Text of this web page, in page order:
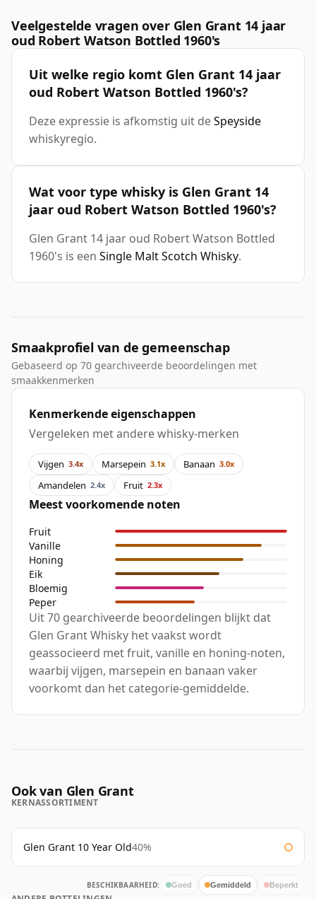
Veelgestelde vragen over Glen Grant 14 jaar
oud Robert Watson Bottled 1960's
Uit welke regio komt Glen Grant 14 jaar
oud Robert Watson Bottled 1960's?
Deze expressie is afkomstig uit deSpeyside
whiskyregio.
Wat voor type whisky is Glen Grant 14
jaar oud Robert Watson Bottled 1960's?
Glen Grant 14 jaar oud Robert Watson Bottled
1960's is een Single Malt Scotch Whisky.
Smaakprofiel van de gemeenschap
Gebaseerd op 70 gearchiveerde beoordelingen met
smaakkenmerken
Kenmerkende eigenschappen
Vergeleken met andere whisky-merken
Vijgen 3.4x Marsepein 3.1x Banaan 3.0x
Amandelen 2.4x Fruit 2.3x
Meest voorkomende noten
Fruit
Vanille
Honing
Eik
Bloemig
Peper
Uit 70 gearchiveerde beoordelingen blijkt dat
Glen Grant Whisky het vaakst wordt
geassocieerd met fruit, vanille en honing-noten,
waarbij vijgen, marsepein en banaan vaker
voorkomt dan het categorie-gemiddelde.
Ook van Glen Grant
KERNASSORTIMENT
Glen Grant 10 Year Old40%
BESCHIKBAARHEID: Goed Gemiddeld Beperkt